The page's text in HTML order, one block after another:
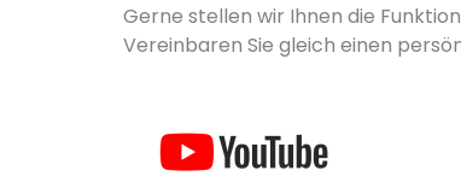
Gerne stellen wir Ihnen die
Vereinbaren Sie gleich einen